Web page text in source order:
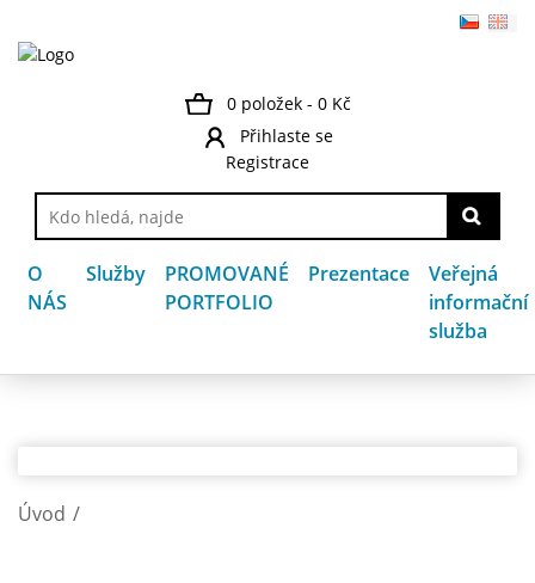
0 položek - 0 Kč
Přihlaste se
Registrace
O
NÁS
Služby
PROMOVANÉ
PORTFOLIO
Prezentace
Veřejná
informační
služba
Úvod